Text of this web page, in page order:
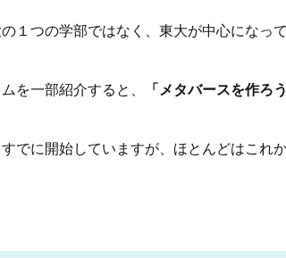
１つの学部ではなく、東大が中心になっ
を一部紹介すると、 「メタバースを作ろ
でに開始していますが、ほとんどはこれ